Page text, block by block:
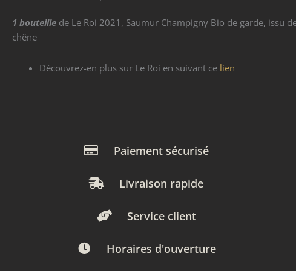
1 bouteille de Le Roi 2021, Saumur Champigny Bio de garde, issu
chêne
Découvrez-en plus sur Le Roi en suivant ce lien
Paiement sécurisé
Livraison rapide
Service client
Horaires d'ouverture